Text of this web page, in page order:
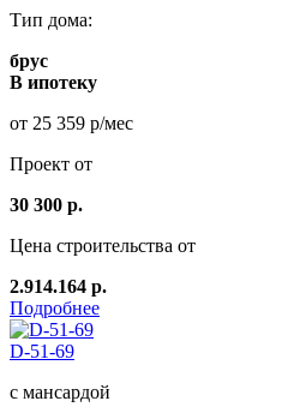
Тип дома:
брус
В ипотеку
от 25 359 р/мес
Проект от
30 300 р.
Цена строительства от
2.914.164 р.
Подробнее
D-51-69
с мансардой